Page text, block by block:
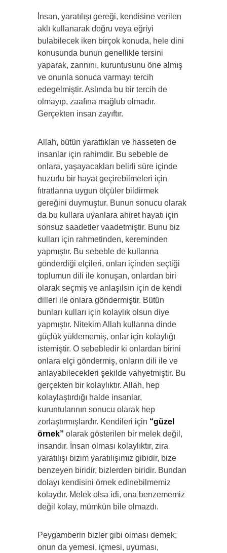
İnsan, yaratılışı gereği, kendisine verilen
aklı kullanarak doğru veya eğriyi
bulabilecek iken birçok konuda, hele dini
konusunda bunun genellikle tersini
yaparak, zannını, kuruntusunu öne almış
ve onunla sonuca varmayı tercih
edegelmiştir. Aslında bu bir tercih de
olmayıp, zaafına mağlub olmadır.
Gerçekten insan zayıftır.
Allah, bütün yarattıkları ve hasseten de
insanlar için rahimdir. Bu sebeble de
onlara, yaşayacakları belirli süre içinde
huzurlu bir hayat geçirebilmeleri için
fıtratlarına uygun ölçüler bildirmek
gereğini duymuştur. Bunun sonucu olarak
da bu kullara uyanlara ahiret hayatı için
sonsuz saadetler vaadetmiştir. Bunu biz
kulları için rahmetinden, kereminden
yapmıştır. Bu sebeble de kullarına
gönderdiği elçileri, onları içinden seçtiği
toplumun dili ile konuşan, onlardan biri
olarak seçmiş ve anlaşılsın için de kendi
dilleri ile onlara göndermiştir. Bütün
bunları kulları için kolaylık olsun diye
yapmıştır. Nitekim Allah kullarına dinde
güçlük yüklememiş, onlar için kolaylığı
istemiştir. O sebebledir ki onlardan birini
onlara elçi göndermiş, onların dili ile ve
anlayabilecekleri şekilde vahyetmiştir. Bu
gerçekten bir kolaylıktır. Allah, hep
kolaylaştırdığı halde insanlar,
kuruntularının sonucu olarak hep
zorlaştırmışlardır. Kendileri için “güzel
örnek” olarak gösterilen bir melek değil,
insandır. İnsan olması kolaylıktır, zira
yaratılışı bizim yaratılışımız gibidir, bize
benzeyen biridir, bizlerden biridir. Bundan
dolayı kendisini örnek edinebilmemiz
kolaydır. Melek olsa idi, ona benzememiz
değil kolay, mümkün bile olmazdı.
Peygamberin bizler gibi olması demek;
onun da yemesi, içmesi, uyuması,